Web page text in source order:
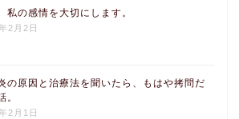
私の感情を大切にします。
2月2日
の原因と治療法を聞いたら、もはや拷問だ
。
2月1日